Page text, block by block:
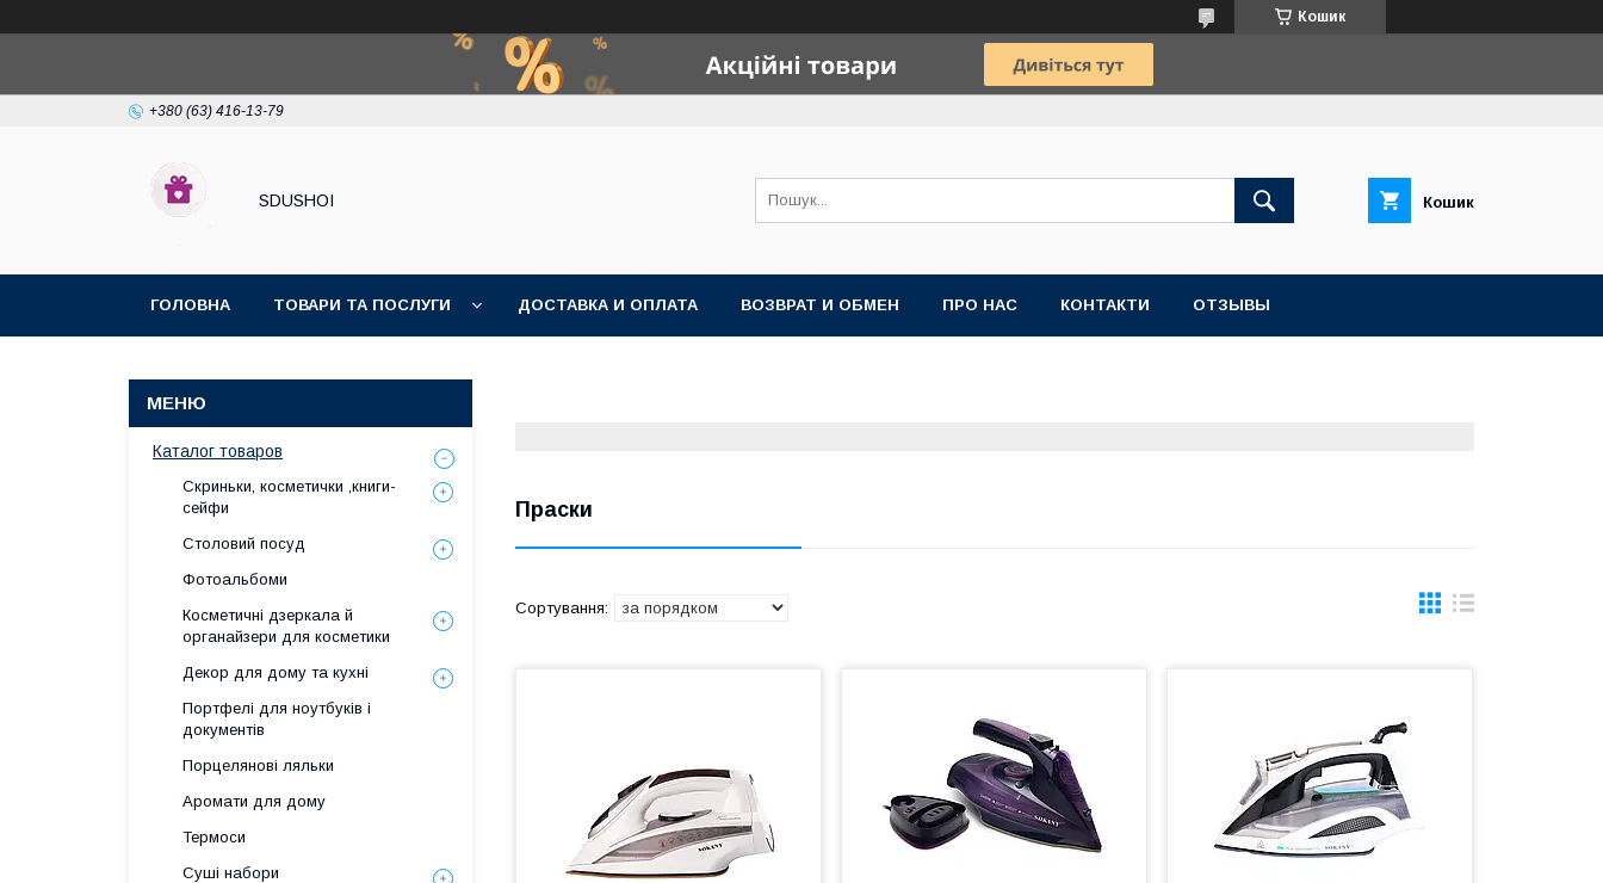
Кошик
+380 (63) 416-13-79
SDUSHOI Кошик
ГОЛОВНА ТОВАРИ ТА ПОСЛУГИ ДОСТАВКА И ОПЛАТА ВОЗВРАТ И ОБМЕН ПРО НАС КОНТАКТИ ОТЗЫВЫ
Праски
Каталог товаров
Скриньки, косметички ,книги-
сейфи
Столовий посуд
Фотоальбоми
Косметичні дзеркала й
органайзери для косметики
Декор для дому та кухні
Портфелі для ноутбуків і
документів
Порцелянові ляльки
Аромати для дому
Термоси
Суші набори